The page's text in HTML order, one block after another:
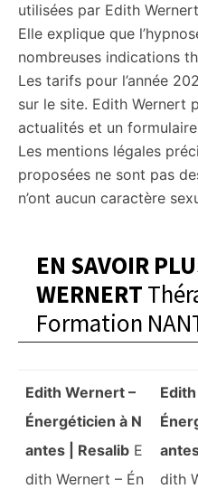
utilisées par Edith
Elle explique que
nombreuses indications
Les tarifs pour l’année
sur le site. Edith Wernert
actualités et un
Les mentions légales
proposées ne sont pas
n’ont aucun caractère
EN SAVOIR
WERNERT
Formation
Edith Wernert –
Énergéticien à N
antes | Resalib E
dith Wernert – Én
dith